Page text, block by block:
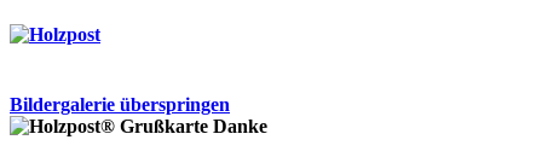
Bildergalerie überspringen